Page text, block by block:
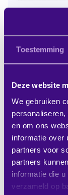
Toestemming
Deze website
We gebruiken
en om ons
informatie over
partners voor
partners
informatie die
verzameld op
Projecta
151x256cm MW
€ 689,00
verwachte
werkdagen